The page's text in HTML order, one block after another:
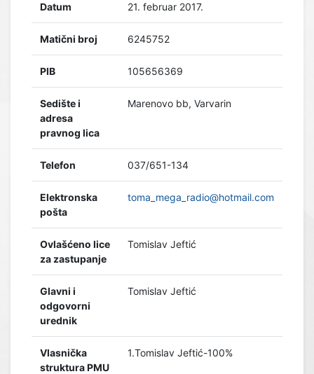
Datum 21. februar 2017.
Matični broj 6245752
PIB 105656369
Sedište i
adresa
pravnog lica
Marenovo bb, Varvarin
Telefon 037/651-134
Elektronska
pošta
toma_mega_radio@hotmail.com
Ovlašćeno lice
za zastupanje
Tomislav Jeftić
Glavni i
odgovorni
urednik
Tomislav Jeftić
Vlasnička
struktura PMU
1.Tomislav Jeftić-100%